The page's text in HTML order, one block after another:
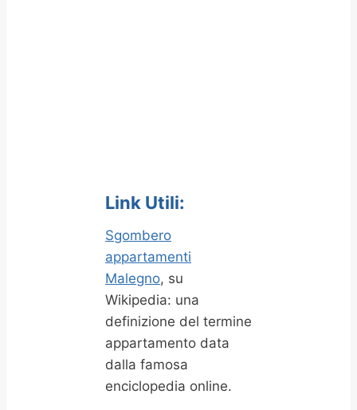
Link Utili:
Sgombero
appartamenti
Malegno, su
Wikipedia: una
definizione del termine
appartamento data
dalla famosa
enciclopedia online.